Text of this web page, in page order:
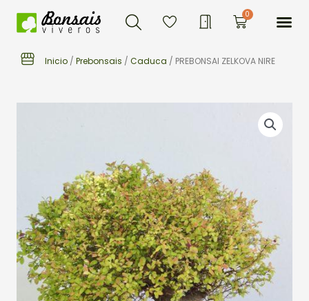
Buscar 0Carrito
Inicio / Prebonsais / Caduca / PREBONSAI ZELKOVA NIRE